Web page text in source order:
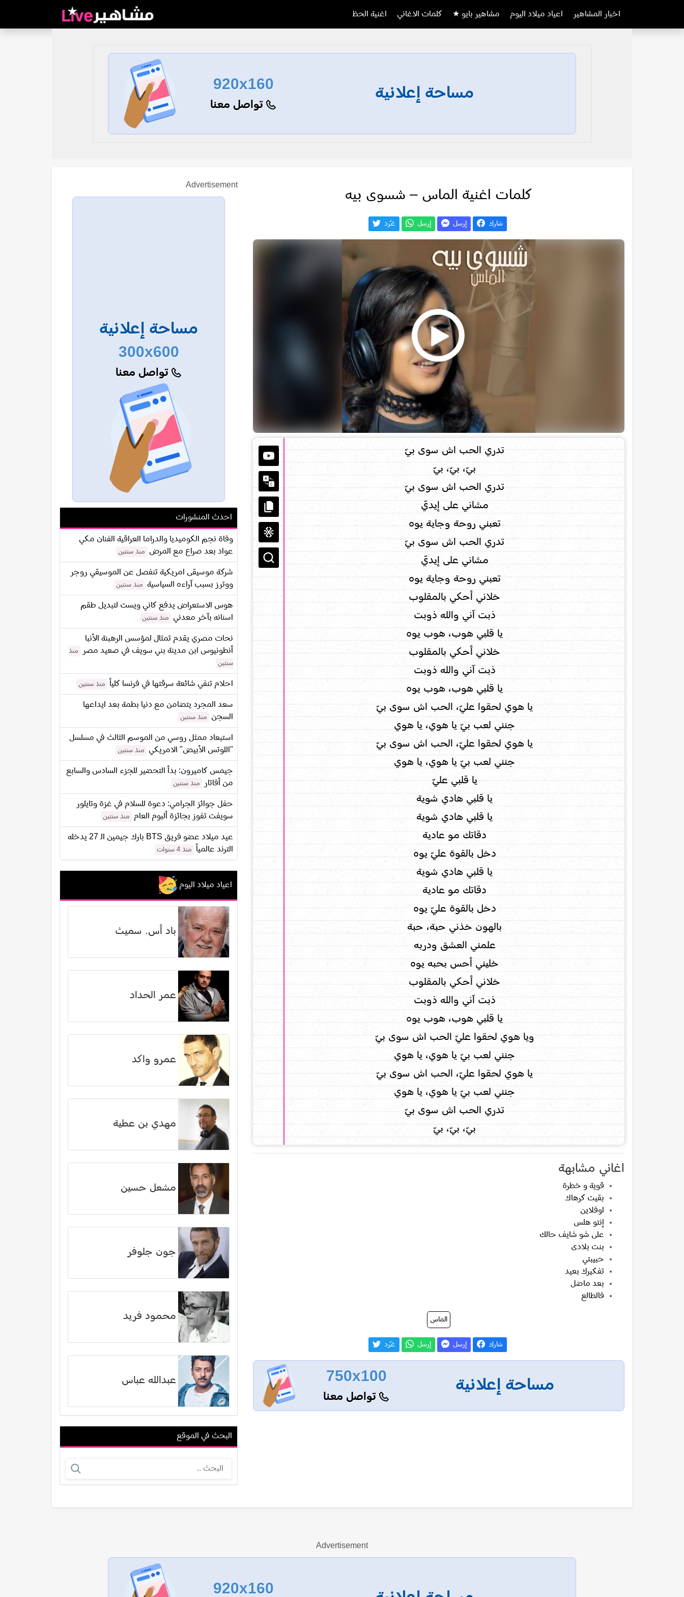
اخبار المشاهير اعياد ميلاد اليوم مشاهير بايو ★ كلمات الاغاني اغنية الحظ
مساحة إعلانية
920x160
تواصل معنا
كلمات اغنية الماس – شسوى بيه
شارك إرسل إرسل غـّرد
تدري الحب اش سوى بيّ
بيّ، بيّ، بيّ
تدري الحب اش سوى بيّ
مشاني على إيديّ
تعبني روحة وجاية يوه
تدري الحب اش سوى بيّ
مشاني على إيديّ
تعبني روحة وجاية يوه
خلاني أحكي بالمقلوب
ذبت آني والله ذوبت
يا قلبي هوب، هوب يوه
خلاني أحكي بالمقلوب
ذبت آني والله ذوبت
يا قلبي هوب، هوب يوه
يا هوي لحقوا عليّ، الحب اش سوى بيّ
جنني لعب بيّ يا هوي، يا هوي
يا هوي لحقوا عليّ، الحب اش سوى بيّ
جنني لعب بيّ يا هوي، يا هوي
يا قلبي عليّ
يا قلبي هادي شوية
يا قلبي هادي شوية
دقاتك مو عادية
دخل بالقوة عليّ يوه
يا قلبي هادي شوية
دقاتك مو عادية
دخل بالقوة عليّ يوه
بالهون خذني حبة، حبة
علمني العشق ودربه
خليني أحس بحبه يوه
خلاني أحكي بالمقلوب
ذبت آني والله ذوبت
يا قلبي هوب، هوب يوه
ويا هوي لحقوا عليّ الحب اش سوى بيّ
جنني لعب بيّ يا هوي، يا هوي
يا هوي لحقوا عليّ، الحب اش سوى بيّ
جنني لعب بيّ يا هوي، يا هوي
تدري الحب اش سوى بيّ
بيّ، بيّ، بيّ
اغاني مشابهة
قوية و خطرة
بقيت كرهاك
اوفلاين
إنتو هلس
على شو شايف حالك
بنت بلادى
حبيبتي
تفكيرك بعيد
بعد ماضل
فالطالع
الماس
شارك إرسل إرسل غـّرد
مساحة إعلانية
750x100
تواصل معنا
Advertisement
مساحة إعلانية
300x600
تواصل معنا
احدث المنشورات
وفاة نجم الكوميديا والدراما العراقية الفنان مكي
عواد بعد صراع مع المرض
منذ سنتين
شركة موسيقى امريكية تنفصل عن الموسيقي روجر
ووترز بسبب آراءه السياسية
منذ سنتين
هوس الاستعراض يدفع كاني ويست لتبديل طقم
اسنانه بآخر معدني
منذ سنتين
نحات مصري يقدم تمثال لمؤسس الرهبنة الأنبا
أنطونيوس ابن مدينة بني سويف في صعيد مصر
منذ
سنتين
احلام تنفي شائعة سرقتها في فرنسا كلياً منذ سنتين
سعد المجرد يتضامن مع دنيا بطمة بعد ايداعها
السجن
منذ سنتين
استبعاد ممثل روسي من الموسم الثالث في مسلسل
"اللوتس الأبيض" الامريكي
منذ سنتين
جيمس كاميرون: بدأ التحضير للجزء السادس والسابع
من أفاتار
منذ سنتين
حفل جوائز الجرامي: دعوة للسلام في غزة وتايلور
سويفت تفوز بجائزة ألبوم العام
منذ سنتين
عيد ميلاد عضو فريق BTS بارك جيمين الـ 27 يدخله
الترند عالمياً
منذ 4 سنوات
اعياد ميلاد اليوم
باد أس. سميث
عمر الحداد
عمرو واكد
مهدي بن عطية
مشعل حسين
جون جلوفر
محمود فريد
عبدالله عباس
جريج سيرانو
عرض الكل
البحث في الموقع
Advertisement
920x160